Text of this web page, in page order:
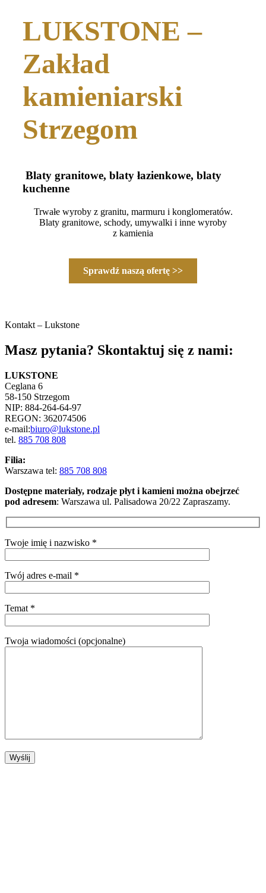
LUKSTONE –
Zakład
kamieniarski
Strzegom
Blaty granitowe, blaty łazienkowe, blaty
kuchenne
Trwałe wyroby z granitu, marmuru i konglomeratów.
Blaty granitowe, schody, umywalki i inne wyroby
z kamienia
Sprawdź naszą ofertę >>
Kontakt – Lukstone
Masz pytania? Skontaktuj się z nami:
LUKSTONE
Ceglana 6
58-150 Strzegom
NIP: 884-264-64-97
REGON: 362074506
e-mail:biuro@lukstone.pl
tel. 885 708 808
Filia:
Warszawa tel: 885 708 808
Dostępne materiały, rodzaje płyt i kamieni można obejrzeć
pod adresem: Warszawa ul. Palisadowa 20/22 Zapraszamy.
Twoje imię i nazwisko *
Twój adres e-mail *
Temat *
Twoja wiadomości (opcjonalne)